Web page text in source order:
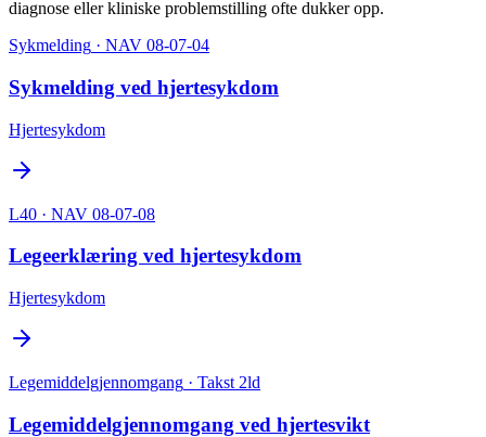
diagnose eller kliniske problemstilling ofte dukker opp.
Sykmelding · NAV 08-07-04
Sykmelding ved hjertesykdom
Hjertesykdom
L40 · NAV 08-07-08
Legeerklæring ved hjertesykdom
Hjertesykdom
Legemiddelgjennomgang · Takst 2ld
Legemiddelgjennomgang ved hjertesvikt